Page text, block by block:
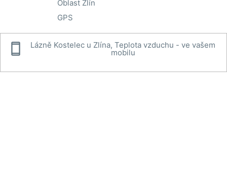
Oblast Zlín
GPS
 Lázně Kostelec u Zlína, Teplota vzduchu - ve vašem
mobilu